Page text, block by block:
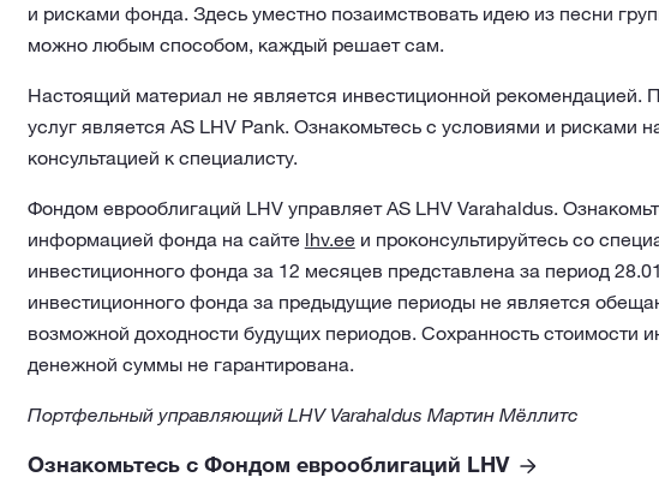
и рисками фонда. Здесь уместно позаимствовать идею из песни
можно любым способом, каждый решает сам.
Настоящий материал не является инвестиционной рекомендацией.
услуг является AS LHV Pank. Ознакомьтесь с условиями и рисками
консультацией к специалисту.
Фондом еврооблигаций LHV управляет AS LHV Varahaldus.
информацией фонда на сайте lhv.eeи проконсультируйтесь со
инвестиционного фонда за 12 месяцев представлена за период
инвестиционного фонда за предыдущие периоды не является
возможной доходности будущих периодов. Сохранность стоимости
денежной суммы не гарантирована.
Портфельный управляющий LHV Varahaldus Мартин Мёллитс
Ознакомьтесь с Фондом еврооблигаций LHV